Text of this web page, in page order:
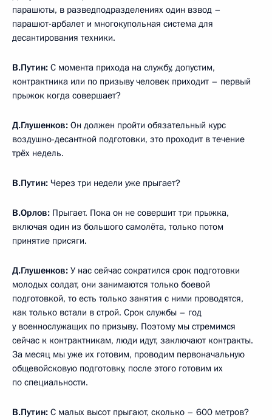
парашюты, в разведподразделениях один взвод –
парашют-арбалет и многокупольная система для
десантирования техники.
В.Путин: С момента прихода на службу, допустим,
контрактника или по призыву человек приходит – первый
прыжок когда совершает?
Д.Глушенков: Он должен пройти обязательный курс
воздушно-десантной подготовки, это проходит в течение
трёх недель.
В.Путин: Через три недели уже прыгает?
В.Орлов: Прыгает. Пока он не совершит три прыжка,
включая один из большого самолёта, только потом
принятие присяги.
Д.Глушенков: У нас сейчас сократился срок подготовки
молодых солдат, они занимаются только боевой
подготовкой, то есть только занятия с ними проводятся,
как только встали в строй. Срок службы – год
у военнослужащих по призыву. Поэтому мы стремимся
сейчас к контрактникам, люди идут, заключают контракты.
За месяц мы уже их готовим, проводим первоначальную
общевойсковую подготовку, после этого готовим их
по специальности.
В.Путин: С малых высот прыгают, сколько – 600 метров?